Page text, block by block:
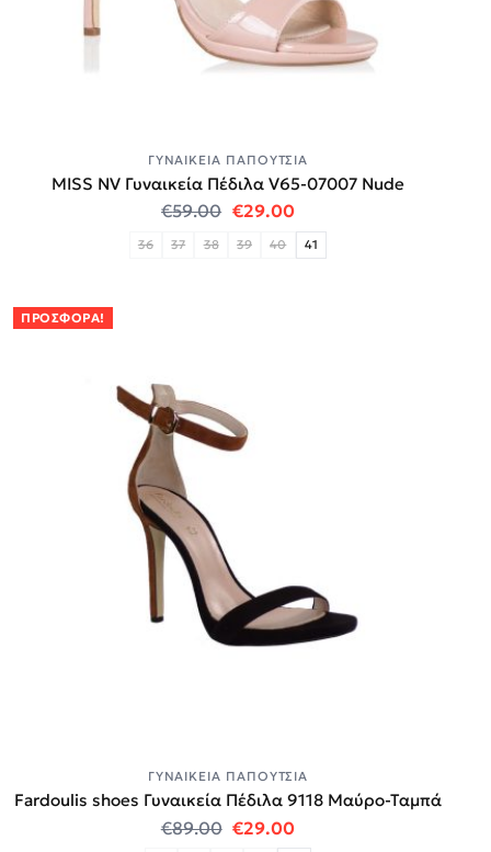
ΓΥΝΑΙΚΕΊΑ ΠΑΠΟΎΤΣΙΑ
MISS NV Γυναικεία Πέδιλα V65-07007 Nude
€59.00 Original price was: €59.00.
€29.00Η τρέχουσα τιμή
36 37 38 39 40 41
ΠΡΟΣΦΟΡΆ!
ΓΥΝΑΙΚΕΊΑ ΠΑΠΟΎΤΣΙΑ
Fardoulis shoes Γυναικεία Πέδιλα 9118 Μαύρο-Ταμπά
€89.00 Original price was: €89.00.
€29.00Η τρέχουσα τιμή